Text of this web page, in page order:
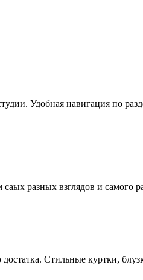
Удобная навигация по
разных взглядов и самого
Стильные куртки,